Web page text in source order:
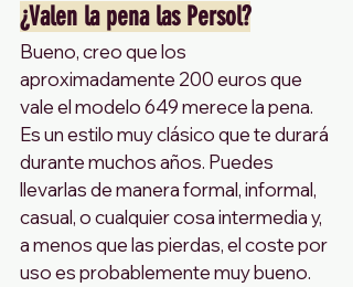
¿Valen la pena las Persol?
Bueno, creo que los
aproximadamente 200 euros que
vale el modelo 649 merece la pena.
Es un estilo muy clásico que te durará
durante muchos años. Puedes
llevarlas de manera formal, informal,
casual, o cualquier cosa intermedia y,
a menos que las pierdas, el coste por
uso es probablemente muy bueno.